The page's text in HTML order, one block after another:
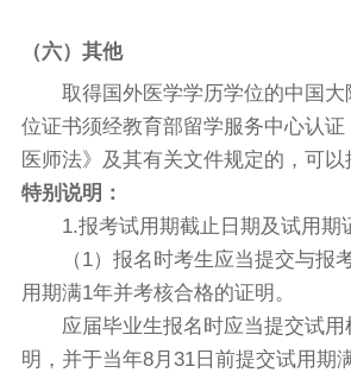
（六）其他
取得国外医学学历学位的中国大
位证书须经教育部留学服务中心认
医师法》及其有关文件规定的，可以
特别说明：
1.报考试用期截止日期及试用期
（1）报名时考生应当提交与报
用期满1年并考核合格的证明。
应届毕业生报名时应当提交试用
明，并于当年8月31日前提交试用期